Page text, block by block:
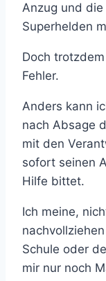
Anzug und
Superhelden
Doch
Fehler.
Anders kann
nach Absage
mit den
sofort seinen
Hilfe bittet.
Ich meine,
Schule oder
mir nur noch